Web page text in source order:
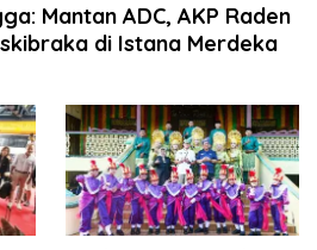
Mantan ADC, AKP Raden
di Istana Merdeka